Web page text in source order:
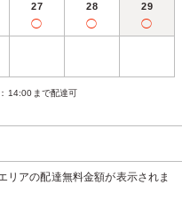
27
◯
28
◯
29
◯
：14:00まで配達可
リアの配達無料金額が表示されま